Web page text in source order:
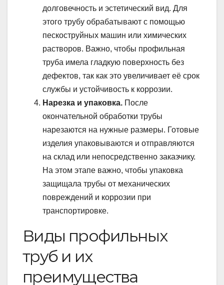
долговечность и эстетический вид. Для
этого трубу обрабатывают с помощью
пескоструйных машин или химических
растворов. Важно, чтобы профильная
труба имела гладкую поверхность без
дефектов, так как это увеличивает её срок
службы и устойчивость к коррозии.
Нарезка и упаковка. После
окончательной обработки трубы
нарезаются на нужные размеры. Готовые
изделия упаковываются и отправляются
на склад или непосредственно заказчику.
На этом этапе важно, чтобы упаковка
защищала трубы от механических
повреждений и коррозии при
транспортировке.
Виды профильных
труб и их
преимущества